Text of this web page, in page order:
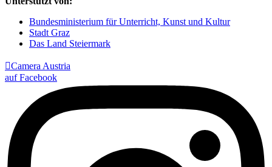
Bundesministerium für Unterricht, Kunst und Kultur
Stadt Graz
Das Land Steiermark
Camera Austria
auf Facebook